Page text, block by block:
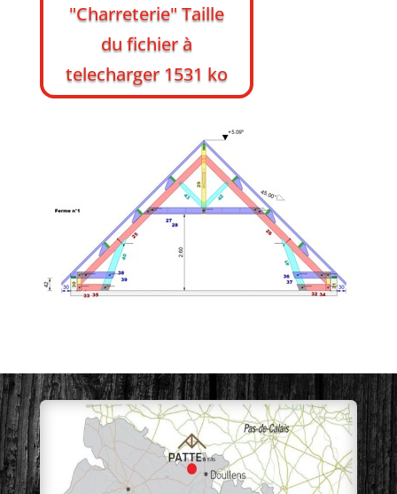
"Charreterie" Taille
du fichier à
telecharger 1531 ko